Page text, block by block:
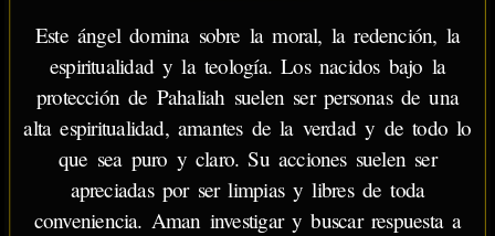
Este ángel domina sobre la moral, la redención, la
espiritualidad y la teología. Los nacidos bajo la
protección de Pahaliah suelen ser personas de una
alta espiritualidad, amantes de la verdad y de todo lo
que sea puro y claro. Su acciones suelen ser
apreciadas por ser limpias y libres de toda
conveniencia. Aman investigar y buscar respuesta a